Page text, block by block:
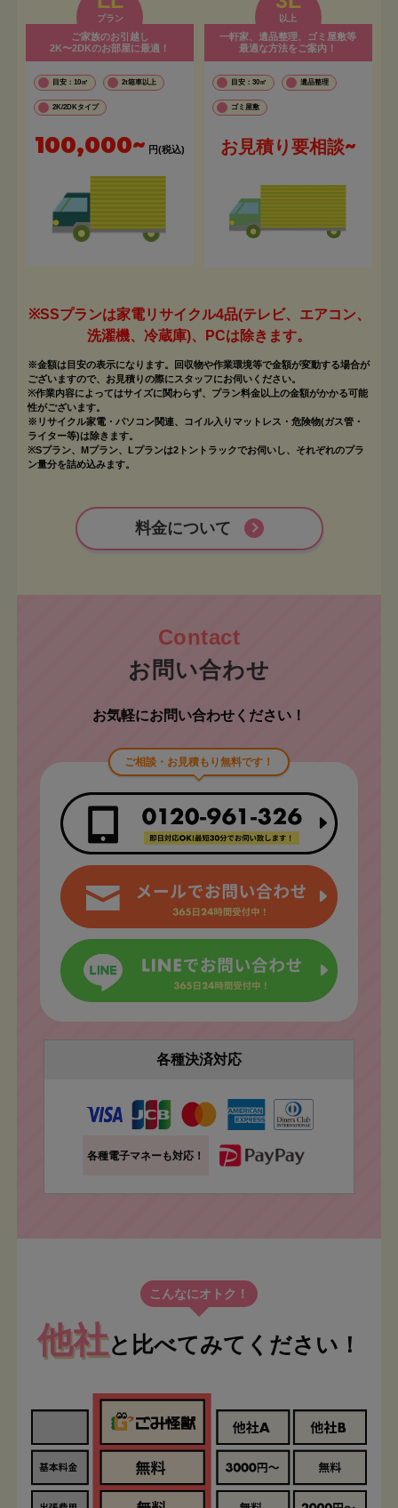
プラン
ご家族のお引越し
2K〜2DKのお部屋に最適！
目安：10㎡ 2t箱車以上
2K/2DKタイプ
100,000~ 円(税込)
以上
一軒家、遺品整理、ゴミ屋敷等
最適な方法をご案内！
目安：30㎡ 遺品整理
ゴミ屋敷
お見積り要相談~
※SSプランは家電リサイクル4品(テレビ、エアコン、
洗濯機、冷蔵庫)、PCは除きます。
※金額は目安の表示になります。回収物や作業環境等で金額が変動する場合が
ございますので、お見積りの際にスタッフにお伺いください。
※作業内容によってはサイズに関わらず、プラン料金以上の金額がかかる可能
性がございます。
※リサイクル家電・パソコン関連、コイル入りマットレス・危険物(ガス管・
ライター等)は除きます。
※Sプラン、Mプラン、Lプランは2トントラックでお伺いし、それぞれのプラ
ン量分を詰め込みます。
料金について
お問い合わせ
お気軽にお問い合わせください！
ご相談・お見積もり無料です！
各種決済対応
各種電子マネーも対応！
こんなにオトク！
他社と比べてみてください！